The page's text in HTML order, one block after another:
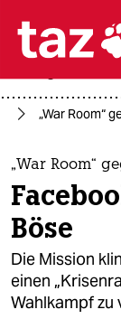
themen
politik
öko
gesellschaft
„War Room“
„War Room“
Böse
Die Mission
einen
Wahlkampf zu